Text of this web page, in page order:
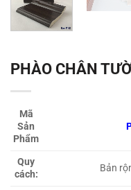
PHÀO CHÂN
Mã
Sản
Phẩm
Quy
cách:
Bản